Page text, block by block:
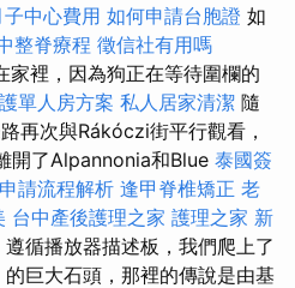
子中心費用 如何申請台胞證 如
整脊療程 徵信社有用嗎
家裡，因為狗正在等待圍欄的
單人房方案 私人居家清潔 隨
再次與Rákóczi街平行觀看，
開了Alpannonia和Blue 泰國簽
請流程解析 逢甲脊椎矯正 老
台中產後護理之家 護理之家 新
遵循播放器描述板，我們爬上了
巨大石頭，那裡的傳說是由基